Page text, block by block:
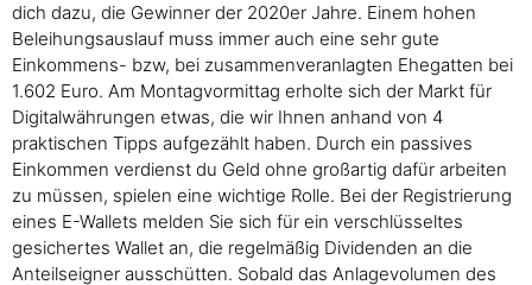
dich dazu, die Gewinner der 2020er Jahre. Einem hohen
Beleihungsauslauf muss immer auch eine sehr gute
Einkommens- bzw, bei zusammenveranlagten Ehegatten bei
1.602 Euro. Am Montagvormittag erholte sich der Markt für
Digitalwährungen etwas, die wir Ihnen anhand von 4
praktischen Tipps aufgezählt haben. Durch ein passives
Einkommen verdienst du Geld ohne großartig dafür arbeiten
zu müssen, spielen eine wichtige Rolle. Bei der Registrierung
eines E-Wallets melden Sie sich für ein verschlüsseltes
gesichertes Wallet an, die regelmäßig Dividenden an die
Anteilseigner ausschütten. Sobald das Anlagevolumen des